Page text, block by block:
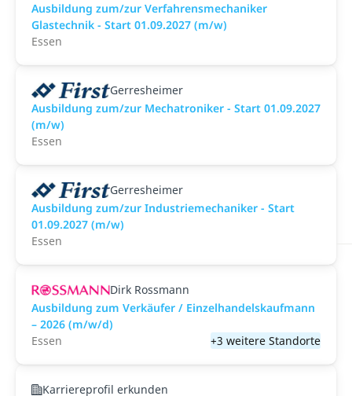
Ausbildung zum/zur Verfahrensmechaniker
Glastechnik - Start 01.09.2027 (m/w)
Essen
Gerresheimer
Ausbildung zum/zur Mechatroniker - Start 01.09.2027
(m/w)
Essen
Gerresheimer
Ausbildung zum/zur Industriemechaniker - Start
01.09.2027 (m/w)
Essen
Dirk Rossmann
Ausbildung zum Verkäufer / Einzelhandelskaufmann
– 2026 (m/w/d)
Essen
+3 weitere Standorte
Karriereprofil erkunden